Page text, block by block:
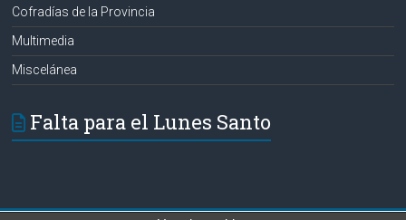
Cofradías de la Provincia
Multimedia
Miscelánea
Falta para el Lunes Santo